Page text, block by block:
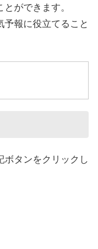
ができます。
予報に役立てること
ボタンをクリックし